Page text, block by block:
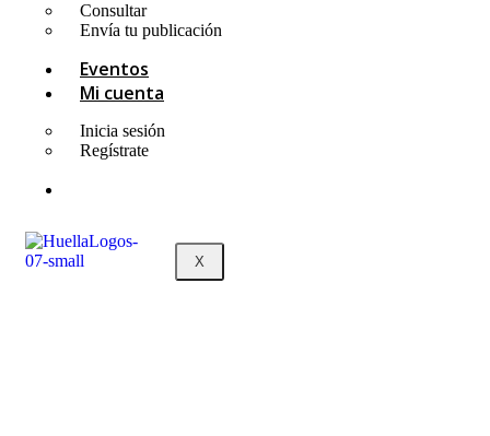
Consultar
Envía tu publicación
Eventos
Mi cuenta
Inicia sesión
Regístrate
X